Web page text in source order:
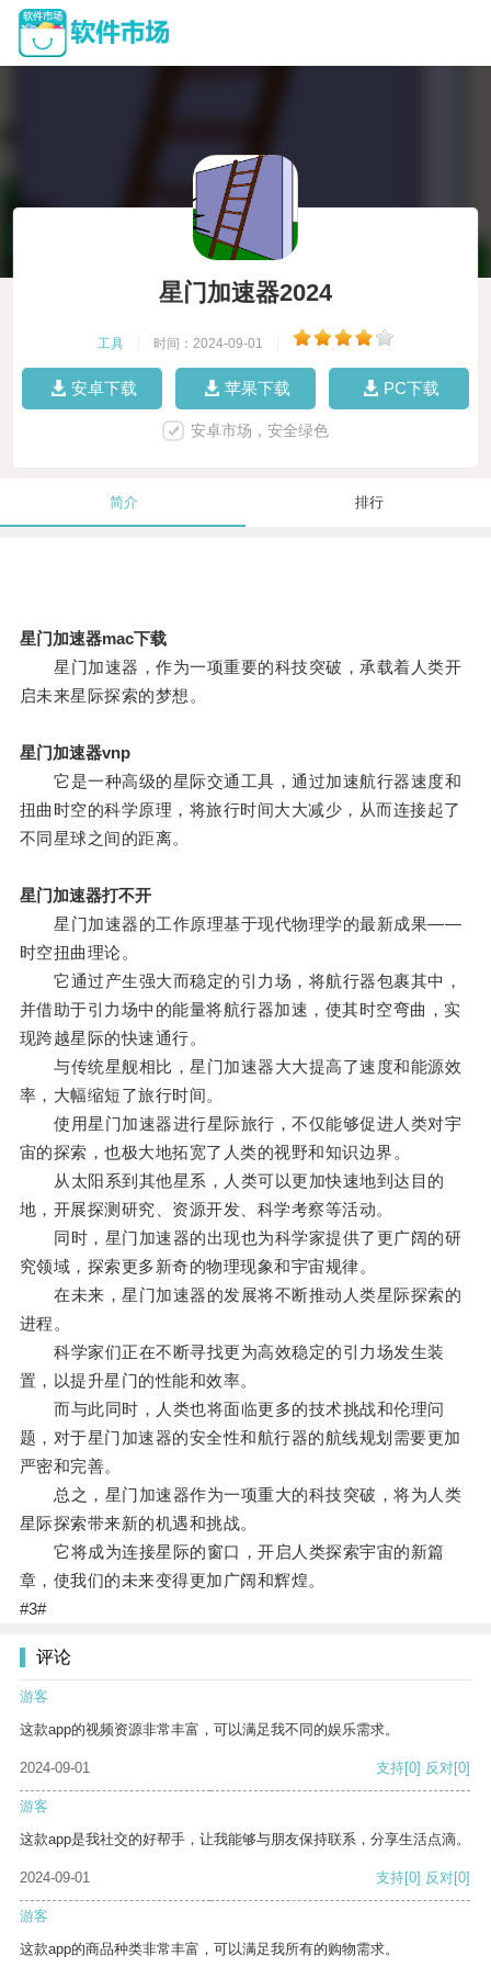
星门加速器2024
工具 时间：2024-09-01
安卓下载 苹果下载 PC下载
安卓市场，安全绿色
简介 排行
星门加速器mac下载
星门加速器，作为一项重要的科技突破，承载着人类开
启未来星际探索的梦想。
星门加速器vnp
它是一种高级的星际交通工具，通过加速航行器速度和
扭曲时空的科学原理，将旅行时间大大减少，从而连接起了
不同星球之间的距离。
星门加速器打不开
星门加速器的工作原理基于现代物理学的最新成果——
时空扭曲理论。
它通过产生强大而稳定的引力场，将航行器包裹其中，
并借助于引力场中的能量将航行器加速，使其时空弯曲，实
现跨越星际的快速通行。
与传统星舰相比，星门加速器大大提高了速度和能源效
率，大幅缩短了旅行时间。
使用星门加速器进行星际旅行，不仅能够促进人类对宇
宙的探索，也极大地拓宽了人类的视野和知识边界。
从太阳系到其他星系，人类可以更加快速地到达目的
地，开展探测研究、资源开发、科学考察等活动。
同时，星门加速器的出现也为科学家提供了更广阔的研
究领域，探索更多新奇的物理现象和宇宙规律。
在未来，星门加速器的发展将不断推动人类星际探索的
进程。
科学家们正在不断寻找更为高效稳定的引力场发生装
置，以提升星门的性能和效率。
而与此同时，人类也将面临更多的技术挑战和伦理问
题，对于星门加速器的安全性和航行器的航线规划需要更加
严密和完善。
总之，星门加速器作为一项重大的科技突破，将为人类
星际探索带来新的机遇和挑战。
它将成为连接星际的窗口，开启人类探索宇宙的新篇
章，使我们的未来变得更加广阔和辉煌。
#3#
评论
游客
这款app的视频资源非常丰富，可以满足我不同的娱乐需求。
2024-09-01 支持[0] 反对[0]
游客
这款app是我社交的好帮手，让我能够与朋友保持联系，分享生活点滴。
2024-09-01 支持[0] 反对[0]
游客
这款app的商品种类非常丰富，可以满足我所有的购物需求。